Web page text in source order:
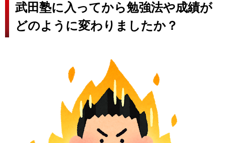
武田塾に入ってから勉強法や成績が
どのように変わりましたか？